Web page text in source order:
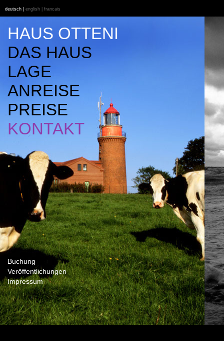
deutsch | english | francais
HAUS OTTENI
DAS HAUS
LAGE
ANREISE
PREISE
KONTAKT
Buchung
Veröffentlichungen
Impressum